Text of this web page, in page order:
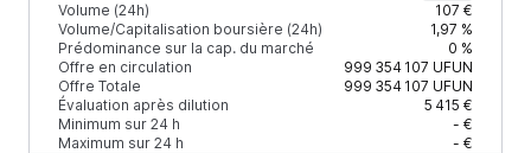
Volume (24h)
107 €
Volume/Capitalisation boursière (24h)
1,97 %
Prédominance sur la cap. du marché
0 %
Offre en circulation
999 354 107 UFUN
Offre Totale
999 354 107 UFUN
Évaluation après dilution
5 415 €
Minimum sur 24 h
- €
Maximum sur 24 h
- €